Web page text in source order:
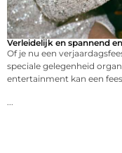
Verleidelijk en spannend
Of je nu een
speciale gelegenheid
entertainment kan een